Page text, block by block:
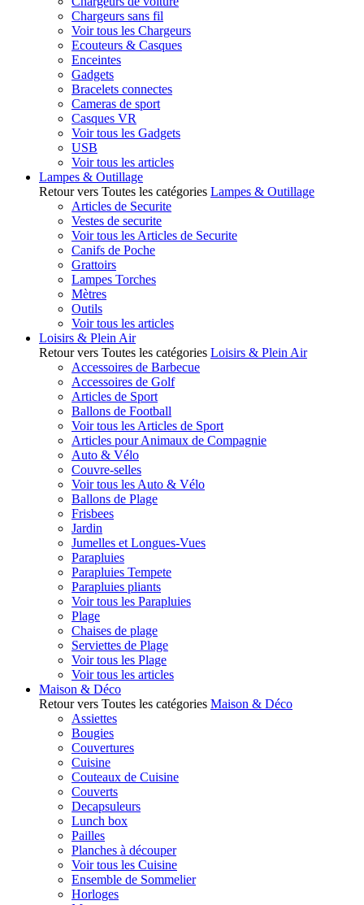
Chargeurs sans fil
Voir tous les Chargeurs
Ecouteurs & Casques
Enceintes
Gadgets
Bracelets connectes
Cameras de sport
Casques VR
Voir tous les Gadgets
USB
Voir tous les articles
Lampes & Outillage
Retour vers Toutes les catégories Lampes & Outillage
Articles de Securite
Vestes de securite
Voir tous les Articles de Securite
Canifs de Poche
Grattoirs
Lampes Torches
Mètres
Outils
Voir tous les articles
Loisirs & Plein Air
Retour vers Toutes les catégories Loisirs & Plein Air
Accessoires de Barbecue
Accessoires de Golf
Articles de Sport
Ballons de Football
Voir tous les Articles de Sport
Articles pour Animaux de Compagnie
Auto & Vélo
Couvre-selles
Voir tous les Auto & Vélo
Ballons de Plage
Frisbees
Jardin
Jumelles et Longues-Vues
Parapluies
Parapluies Tempete
Parapluies pliants
Voir tous les Parapluies
Plage
Chaises de plage
Serviettes de Plage
Voir tous les Plage
Voir tous les articles
Maison & Déco
Retour vers Toutes les catégories Maison & Déco
Assiettes
Bougies
Couvertures
Cuisine
Couteaux de Cuisine
Couverts
Decapsuleurs
Lunch box
Pailles
Planches à découper
Voir tous les Cuisine
Ensemble de Sommelier
Horloges